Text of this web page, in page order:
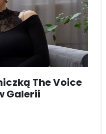
The Voice
Galerii